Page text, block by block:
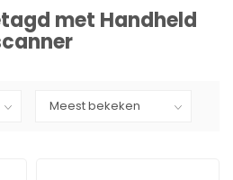
met Handheld